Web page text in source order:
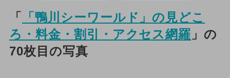
「
「鴨川シーワールド」の見どこ
ろ・料金・割引・アクセス網羅 」の
70枚目の写真